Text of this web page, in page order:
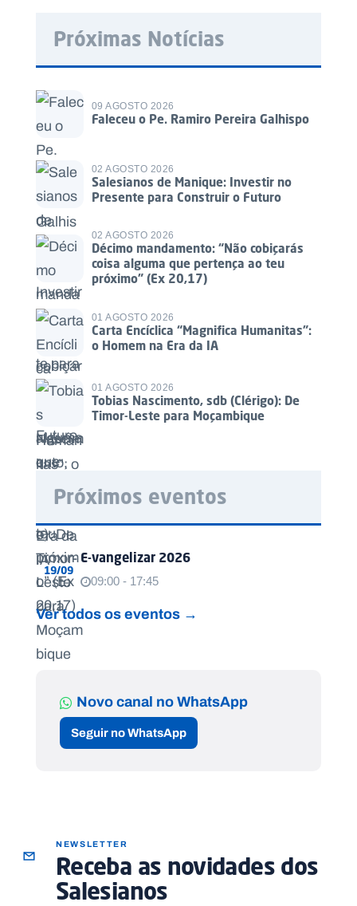
Próximas Notícias
09 AGOSTO 2026
Faleceu o Pe. Ramiro Pereira Galhispo
02 AGOSTO 2026
Salesianos de Manique: Investir no
Presente para Construir o Futuro
02 AGOSTO 2026
Décimo mandamento: “Não cobiçarás
coisa alguma que pertença ao teu
próximo” (Ex 20,17)
01 AGOSTO 2026
Carta Encíclica “Magnifica Humanitas”:
o Homem na Era da IA
01 AGOSTO 2026
Tobias Nascimento, sdb (Clérigo): De
Timor-Leste para Moçambique
Próximos eventos
19/09
E-vangelizar 2026
09:00 - 17:45
Ver todos os eventos →
Novo canal no WhatsApp
Seguir no WhatsApp
NEWSLETTER
Receba as novidades dos
Salesianos